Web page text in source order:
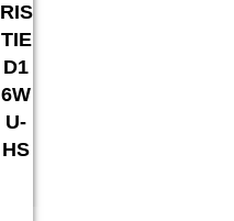
RIS
TIE
D1
6W
U-
HS